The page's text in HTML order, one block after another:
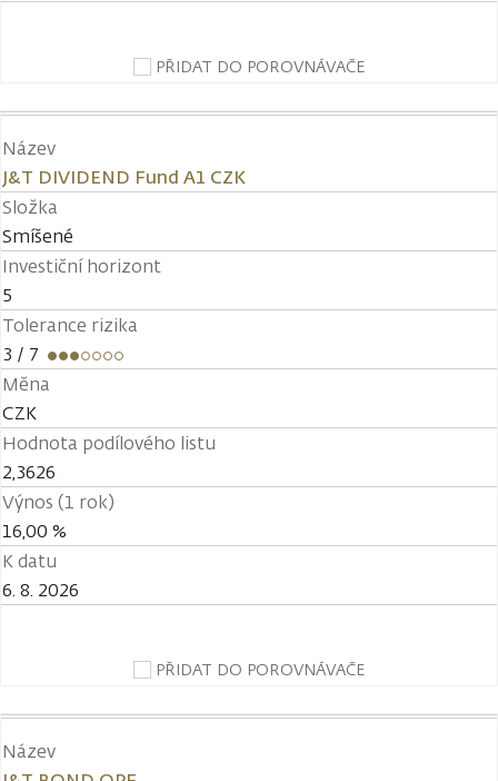
PŘIDAT DO POROVNÁVAČE
Název
J&T DIVIDEND Fund A1 CZK
Složka
Smíšené
Investiční horizont
5
Tolerance rizika
3 / 7
Měna
CZK
Hodnota podílového listu
2,3626
Výnos (1 rok)
16,00 %
K datu
6. 8. 2026
PŘIDAT DO POROVNÁVAČE
Název